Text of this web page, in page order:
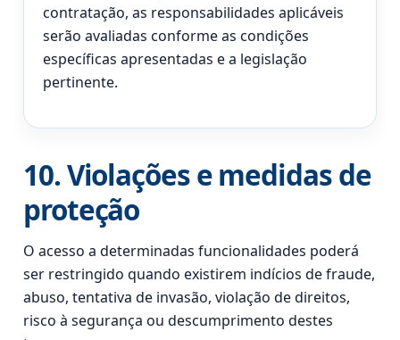
contratação, as responsabilidades aplicáveis
serão avaliadas conforme as condições
específicas apresentadas e a legislação
pertinente.
10. Violações e medidas de
proteção
O acesso a determinadas funcionalidades poderá
ser restringido quando existirem indícios de fraude,
abuso, tentativa de invasão, violação de direitos,
risco à segurança ou descumprimento destes